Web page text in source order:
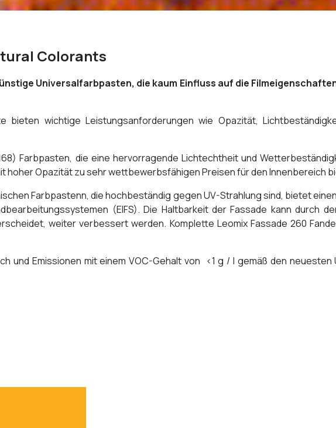
Colorants
Universalfarbpasten, die kaum Einfluss auf die
bieten wichtige Leistungsanforderungen wie Opazität,
Farbpasten, die eine hervorragende Lichtechtheit und
hoher Opazität zu sehr wettbewerbsfähigen Preisen für den Innenbereich
Farbpastenn, die hochbeständig gegen UV-Strahlung sind, bietet
(EIFS). Die Haltbarkeit der Fassade kann durch
weiter verbessert werden. Komplette Leomix Fassade 260
und Emissionen mit einem VOC-Gehalt von <1 g / l gemäß den